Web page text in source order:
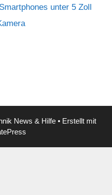
unter 5 Zoll
News & Hilfe • Erstellt mit